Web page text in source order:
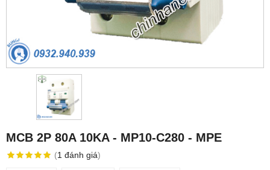
MCB 2P 80A 10KA - MP10-C280 - MPE
(1 đánh giá)